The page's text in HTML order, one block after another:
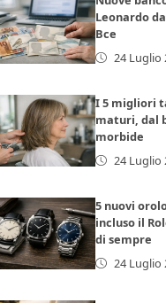
Leonardo
Bce
24 Luglio
I 5 migliori
maturi, dal
morbide
24 Luglio
5 nuovi
incluso il
di sempre
24 Luglio